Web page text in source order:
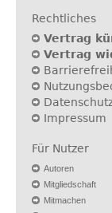
Rechtliches
Vertrag
Vertrag
Impressum
Für Nutzer
Autoren
Mitgliedschaft
Mitmachen